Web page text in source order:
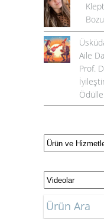
Aile
Prof.
Ürün Ara